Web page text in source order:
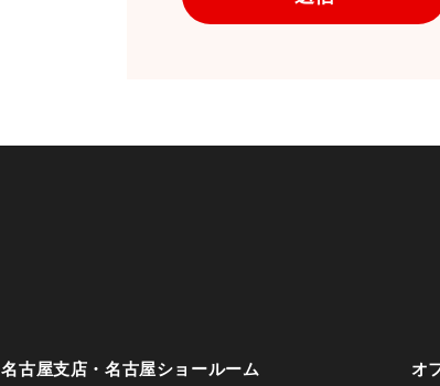
合わせ窓口に申し出ること
TEL：03-6833-0000 （受
※ 土・日曜日、祝日、年末
6. 個人情報を提供されるこ
名古屋支店・名古屋ショールーム オ